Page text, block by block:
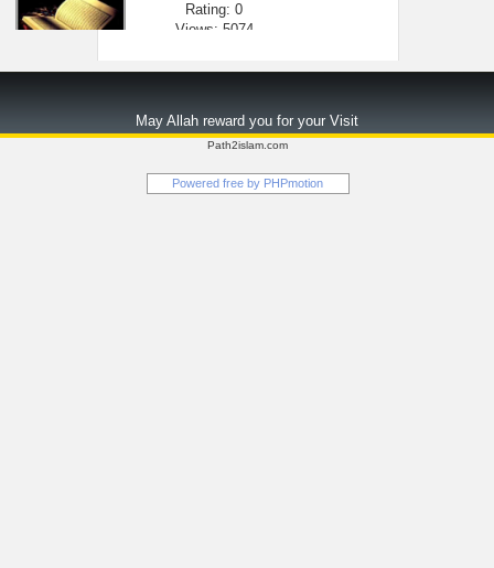
Rating: 0
Views: 5074
Views: 1730
بيان تعريف ا�...
Rating: 0
May Allah reward you for your Visit
Path2islam.com
Powered free by PHPmotion